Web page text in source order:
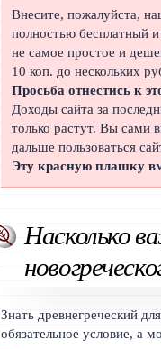
Внесите, пожалуйста,
полностью бесплатный
не самое простое и
10 коп. до нескольких
Просьба отнестись к
Доходы сайта за
только растут. Вы сами
дальше пользоваться
Эту красную плашку
Насколько
Знать древнегреческий
обязательное условие, а